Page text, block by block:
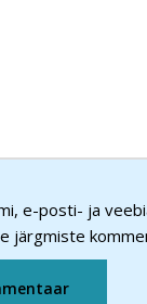
e-posti- ja
järgmiste